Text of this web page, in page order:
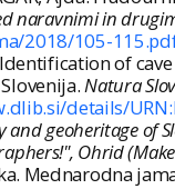
naravnimi in
2018/105-
Identification of
Natura
details/
and geoheritage of
Ohrid
Mednarodna